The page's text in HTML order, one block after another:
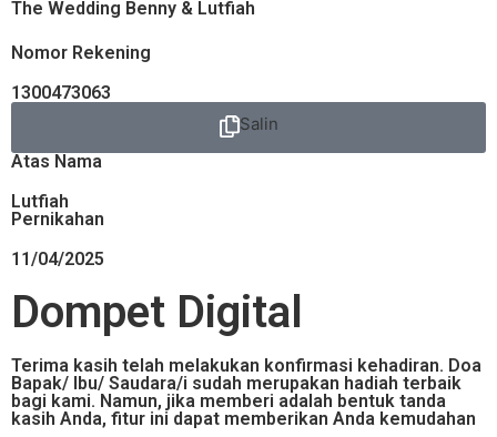
The Wedding Benny & Lutfiah
Nomor Rekening
1300473063
Salin
Atas Nama
Lutfiah
Pernikahan
11/04/2025
Dompet Digital
Terima kasih telah melakukan konfirmasi kehadiran. Doa
Bapak/ Ibu/ Saudara/i sudah merupakan hadiah terbaik
bagi kami. Namun, jika memberi adalah bentuk tanda
kasih Anda, fitur ini dapat memberikan Anda kemudahan